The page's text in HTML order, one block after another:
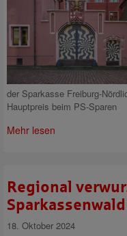
der Sparkasse Freiburg-
Hauptpreis beim PS-Sparen
Mehr lesen
Regional
18. Oktober 2024